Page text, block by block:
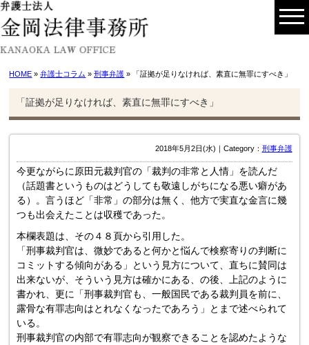
HOME »弁護士コラム »刑事弁護 » 「証拠が足りなければ、素直に無罪にすべき」
「証拠が足りなければ、素直に無罪にすべき」
2018年5月2日(水)｜Category： 刑事弁護
今更ながらに原田元裁判官の「裁判の非常と人情」を読んだ
（話題書というものはどうしても敬遠しがちになる悪い癖があ
る）。言うほど「非常」の部分は無く、他方で実直な金言に幾
つも出会えたことは収穫であった。
本欄表題は、その４８頁から引用した。
「刑事裁判官は、微妙であると何かと悩んで検察寄りの判断に
コミットする傾向がある」という見方について、直ちに賛同は
出来ないが、そういう見方は確かにある、の後、上記のように
書かれ、更に「刑事裁判官も、一般国民である裁判員を前に、
露骨な有罪志向はとれなくなったであろう」とまで述べられて
いる。
刑事裁判官の内部で有罪志向が観察できることを認めたような